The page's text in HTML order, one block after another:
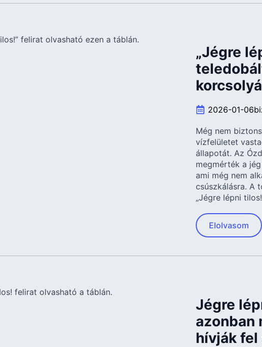
„Jégre
2026-01-06
Még nem
vízfelületet
állapotát. Az
megmérték a
ami még nem
csúszkálásra. A
„Jégre lépni
Elolvasom
Jégre
azonban
hívják fel